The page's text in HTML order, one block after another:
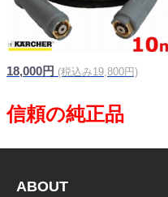
18,000円 (税込み19,800円)
ABOUT